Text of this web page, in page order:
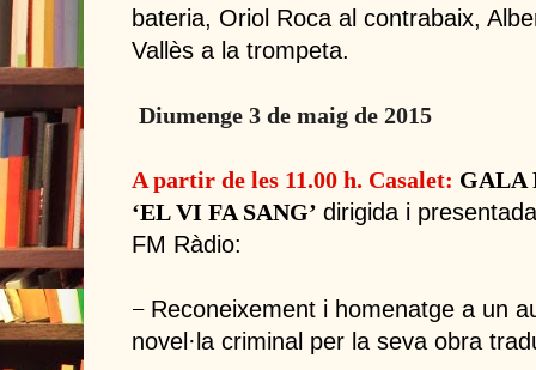
bateria, Oriol Roca al contrabaix,
Vallès a la trompeta.
Diumenge 3 de maig de 2015
A partir de les 11.00 h. Casalet: GALA
ʻEL VI FA SANGʼ dirigida i
FM Ràdio:
− Reconeixement i homenatge a un
novel·la criminal per la seva obra